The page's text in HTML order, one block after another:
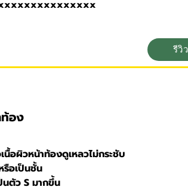
รีวิ
อง
อผิวหน้าท้องดูเหลวไม่กระชับ
รือเป็นชั้น
นตัว S มากขึ้น